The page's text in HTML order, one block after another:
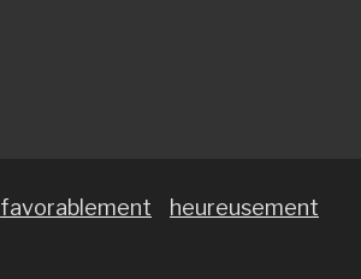
favorablement
heureusement